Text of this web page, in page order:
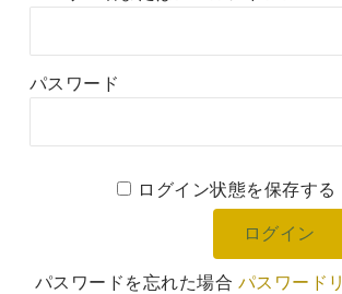
パスワード
ログイン状態を保存する
パスワードを忘れた場合 パスワードリ